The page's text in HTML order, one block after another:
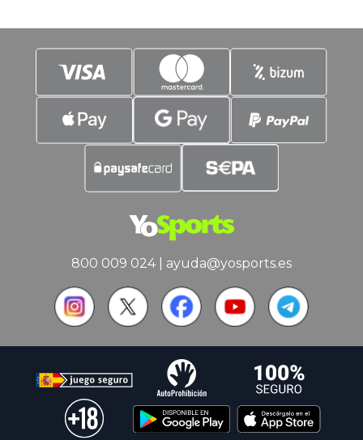
800 009 024| ayuda@yosports.es